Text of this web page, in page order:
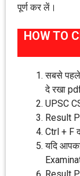
पूर्ण कर लें।
HOW TO
सबसे पहले
दे रखा
UPSC
Result
Ctrl + F
यदि